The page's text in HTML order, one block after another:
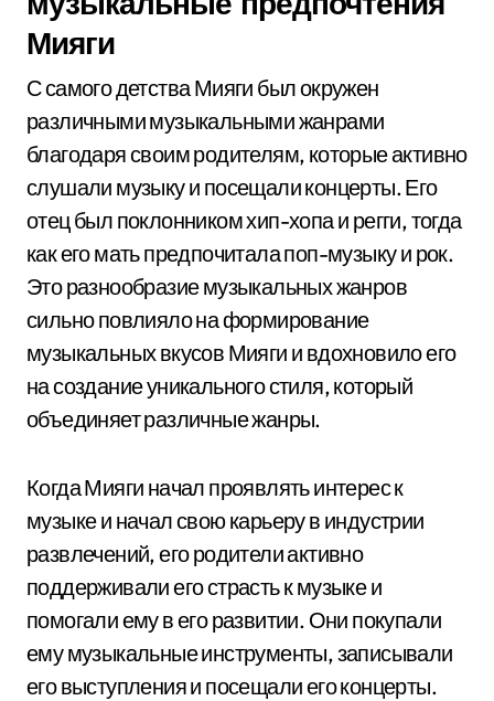
Мияги
С самого детства Мияги был окружен
различными музыкальными жанрами
благодаря своим родителям, которые активно
слушали музыку и посещали концерты. Его
отец был поклонником хип-хопа и регги, тогда
как его мать предпочитала поп-музыку и рок.
Это разнообразие музыкальных жанров
сильно повлияло на формирование
музыкальных вкусов Мияги и вдохновило его
на создание уникального стиля, который
объединяет различные жанры.
Когда Мияги начал проявлять интерес к
музыке и начал свою карьеру в индустрии
развлечений, его родители активно
поддерживали его страсть к музыке и
помогали ему в его развитии. Они покупали
ему музыкальные инструменты, записывали
его выступления и посещали его концерты.